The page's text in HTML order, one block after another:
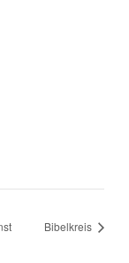
Bibelkreis